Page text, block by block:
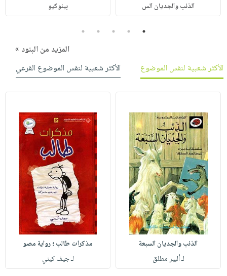
الذئب والجديان الس بينوكيو
1
2
3
4
5
المزيد من البنود »
الأكثر شعبية لنفس الموضوع
الأكثر شعبية لنفس الموضوع الفرعي
الذئب والجديان السبعة
لـ ألبير مطلق
مذكرات طالب ؛ رواية مصو
لـ جيف كيني